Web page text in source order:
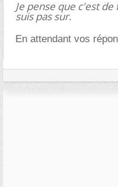
Je pense que c'est
suis pas sur.
En attendant vos